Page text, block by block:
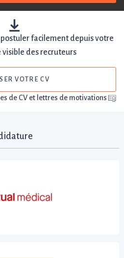
facilement depuis votre
des recruteurs
VOTRE CV
de CV et lettres de motivations